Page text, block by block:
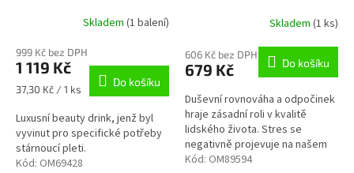
produktu
je
5,0
5
hvězdiček.
Skladem(1 balení)
999 Kč bez DPH
1 119 Kč
Měrná
37,30 Kč / 1 ks
Do košíku
Luxusní beauty drink, jenž byl
vyvinut pro specifické potřeby
stárnoucí pleti.
Kód: OM69428
produktu
je
z
5
hvězdiček.
Skladem(1 ks)
606 Kč bez DPH
679 Kč Do košíku
Duševní rovnováha a odpočinek
hraje zásadní roli v kvalitě
lidského života. Stres se
negativně projevuje na našem
psychickém zdraví, ovlivňuje
Kód: OM89594